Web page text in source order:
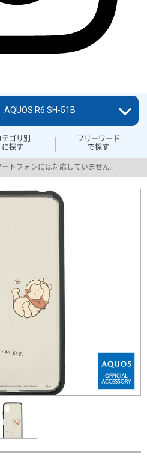
テゴリ別
に探す
フリーワード
で探す
AQUOS R6 SH-51B
トフォンには対応していません。